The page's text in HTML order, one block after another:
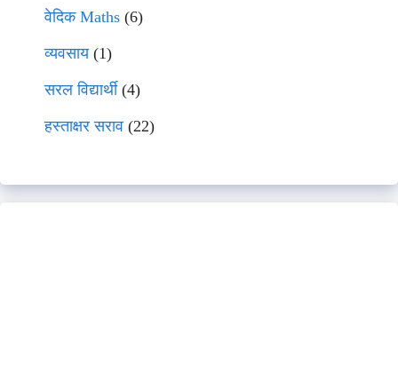
वेदिक Maths (6)
व्यवसाय(1)
सरल विद्यार्थी(4)
हस्ताक्षर सराव (22)